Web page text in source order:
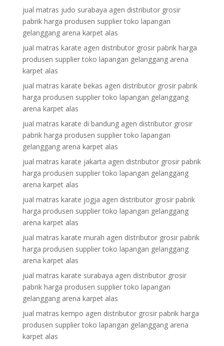
jual matras judo surabaya agen distributor grosir
pabrik harga produsen supplier toko lapangan
gelanggang arena karpet alas
jual matras karate agen distributor grosir pabrik harga
produsen supplier toko lapangan gelanggang arena
karpet alas
jual matras karate bekas agen distributor grosir pabrik
harga produsen supplier toko lapangan gelanggang
arena karpet alas
jual matras karate di bandung agen distributor grosir
pabrik harga produsen supplier toko lapangan
gelanggang arena karpet alas
jual matras karate jakarta agen distributor grosir pabrik
harga produsen supplier toko lapangan gelanggang
arena karpet alas
jual matras karate jogja agen distributor grosir pabrik
harga produsen supplier toko lapangan gelanggang
arena karpet alas
jual matras karate murah agen distributor grosir pabrik
harga produsen supplier toko lapangan gelanggang
arena karpet alas
jual matras karate surabaya agen distributor grosir
pabrik harga produsen supplier toko lapangan
gelanggang arena karpet alas
jual matras kempo agen distributor grosir pabrik harga
produsen supplier toko lapangan gelanggang arena
karpet alas